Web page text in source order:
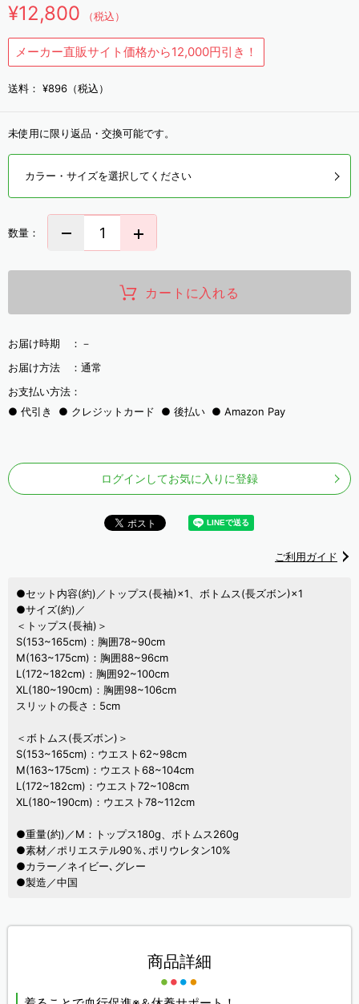
¥12,800 （税込）
メーカー直販サイト価格から12,000円引き！
送料： ¥896（税込）
未使用に限り返品・交換可能です。
カラー・サイズを選択してください
数量：
カートに入れる
お届け時期 ： －
お届け方法 ： 通常
お支払い方法：
代引き
クレジットカード 後払い Amazon Pay
ログインしてお気に入りに登録
ご利用ガイド
●セット内容(約)／トップス(長袖)×1、ボトムス(長ズボン)×1
●サイズ(約)／
＜トップス(長袖)＞
S(153~165cm)：胸囲78~90cm
M(163~175cm)：胸囲88~96cm
L(172~182cm)：胸囲92~100cm
XL(180~190cm)：胸囲98~106cm
スリットの長さ：5cm
＜ボトムス(長ズボン)＞
S(153~165cm)：ウエスト62~98cm
M(163~175cm)：ウエスト68~104cm
L(172~182cm)：ウエスト72~108cm
XL(180~190cm)：ウエスト78~112cm
●重量(約)／M：トップス180g、ボトムス260g
●素材／ポリエステル90％､ポリウレタン10%
●カラー／ネイビー､グレー
●製造／中国
商品詳細